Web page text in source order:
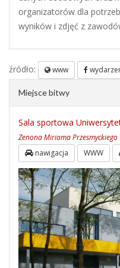
organizatorów dla
wyników i zdjęć z
źródło: www
Miejsce bitwy
Sala sportowa
Zenona Miriama
nawigacja WWW